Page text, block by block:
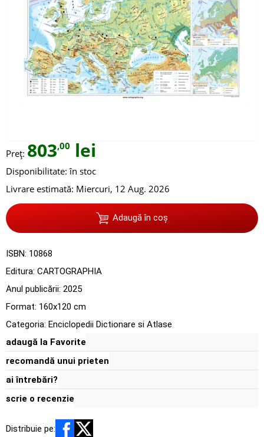
Preț: 803,00 lei
Disponibilitate: în stoc
Livrare estimată: Miercuri, 12 Aug. 2026
Adaugă în coș
ISBN: 10868
Editura: CARTOGRAPHIA
Anul publicării: 2025
Format: 160x120 cm
Categoria: Enciclopedii Dictionare si Atlase
adaugă la Favorite
recomandă unui prieten
ai întrebări?
scrie o recenzie
Distribuie pe: